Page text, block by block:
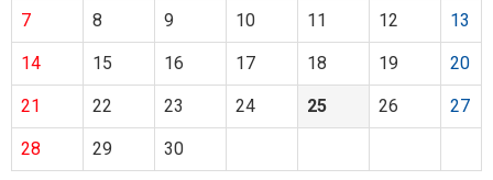
7 8 9 10 11 12 13
14 15 16 17 18 19 20
21 22 23 24 25 26 27
28 29 30